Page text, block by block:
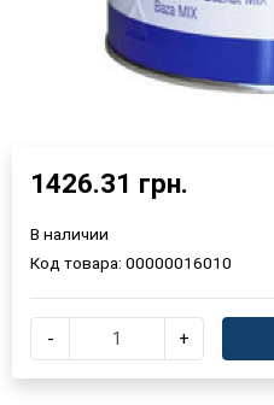
1426.31 грн.
В наличии
Код товара: 00000016010
- +